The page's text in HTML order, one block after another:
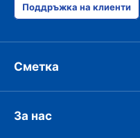
Поддръжка на клиенти
Сметка
За нас